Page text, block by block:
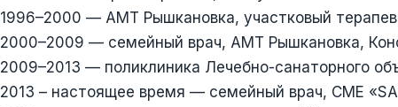
1996–2000 — AMT Рышкановка, участковый
2000–2009 — семейный врач, AMT Рышкановка,
2009–2013 — поликлиника Лечебно-санаторного
2013 – настоящее время — семейный врач, CME